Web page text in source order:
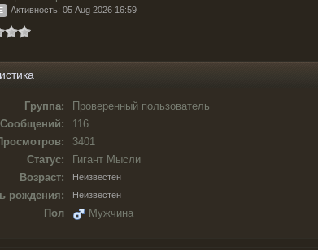
Активность: 05 Aug 2026 16:59
Группа:
Проверенный пользователь
Сообщений:
116
3401
Статус:
Гигант Мысли
Возраст:
Неизвестен
рождения: Неизвестен
Пол Мужчина